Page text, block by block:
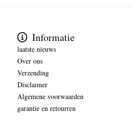
Informatie
laatste nieuws
Over ons
Verzending
Disclaimer
Algemene voorwaarden
garantie en retourren